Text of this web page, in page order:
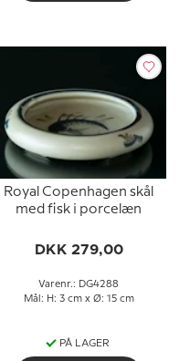
Royal Copenhagen skål
med fisk i porcelæn
DKK 279,00
Varenr.: DG4288
Mål: H: 3 cm x Ø: 15 cm
PÅ LAGER